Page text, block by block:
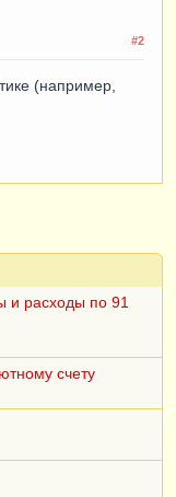
#2
(например,
и расходы по 91
счету